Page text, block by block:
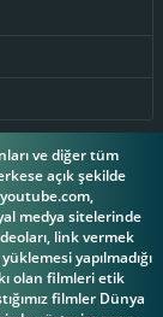
ve diğer tüm
açık şekilde
medya sitelerinde
link vermek
yapılmadığı
olan filmleri etik
filmler Dünya